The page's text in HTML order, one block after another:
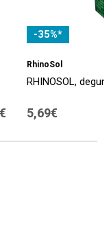
-35%*
RhinoSol
RHINOSOL,
5,69€